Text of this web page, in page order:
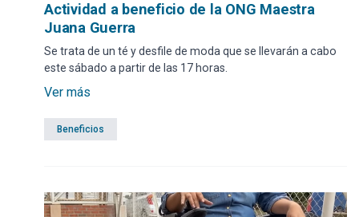
Actividad a beneficio de la ONG Maestra
Juana Guerra
Se trata de un té y desfile de moda que se llevarán a cabo
este sábado a partir de las 17 horas.
Ver más
Beneficios